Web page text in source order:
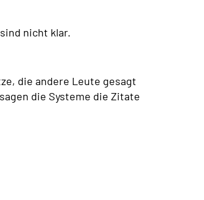
sind nicht klar.
die andere Leute gesagt
die Systeme die Zitate